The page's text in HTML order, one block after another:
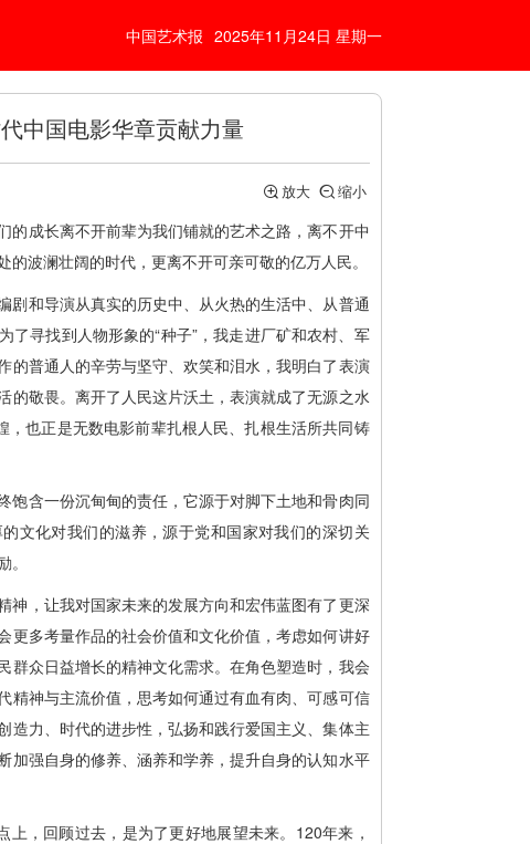
中国艺术报 2025年11月24日 星期一
中国电影华章贡献力量
放大 缩小
的成长离不开前辈为我们铺就的艺术之路，离不开中
波澜壮阔的时代，更离不开可亲可敬的亿万人民。
剧和导演从真实的历史中、从火热的生活中、从普通
了寻找到人物形象的“种子”，我走进厂矿和农村、军
的普通人的辛劳与坚守、欢笑和泪水，我明白了表演
的敬畏。离开了人民这片沃土，表演就成了无源之水
，也正是无数电影前辈扎根人民、扎根生活所共同铸
饱含一份沉甸甸的责任，它源于对脚下土地和骨肉同
文化对我们的滋养，源于党和国家对我们的深切关
神，让我对国家未来的发展方向和宏伟蓝图有了更深
更多考量作品的社会价值和文化价值，考虑如何讲好
群众日益增长的精神文化需求。在角色塑造时，我会
精神与主流价值，思考如何通过有血有肉、可感可信
造力、时代的进步性，弘扬和践行爱国主义、集体主
加强自身的修养、涵养和学养，提升自身的认知水平
上，回顾过去，是为了更好地展望未来。120年来，